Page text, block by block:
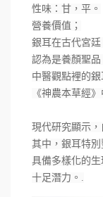
性味：甘，平。
營養價值；
銀耳在古代宮
認為是養顏聖品
中醫觀點裡的銀
《神農本草經
現代研究顯示，
其中，銀耳特別
具備多樣化的
十足潛力。.